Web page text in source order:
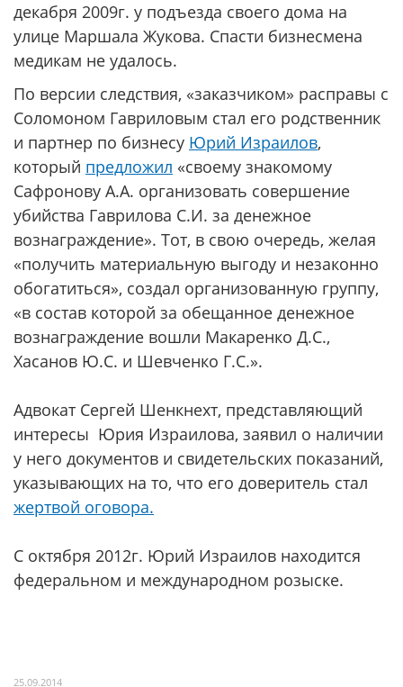
декабря 2009г. у подъезда своего дома на
улице Маршала Жукова. Спасти бизнесмена
медикам не удалось.
По версии следствия, «заказчиком» расправы с
Соломоном Гавриловым стал его родственник
и партнер по бизнесу Юрий Израилов,
который предложил «своему знакомому
Сафронову А.А. организовать совершение
убийства Гаврилова С.И. за денежное
вознаграждение». Тот, в свою очередь, желая
«получить материальную выгоду и незаконно
обогатиться», создал организованную группу,
«в состав которой за обещанное денежное
вознаграждение вошли Макаренко Д.С.,
Хасанов Ю.С. и Шевченко Г.С.».
Адвокат Сергей Шенкнехт, представляющий
интересы Юрия Израилова, заявил о наличии
у него документов и свидетельских показаний,
указывающих на то, что его доверитель стал
жертвой оговора.
С октября 2012г. Юрий Израилов находится
федеральном и международном розыске.
25.09.2014